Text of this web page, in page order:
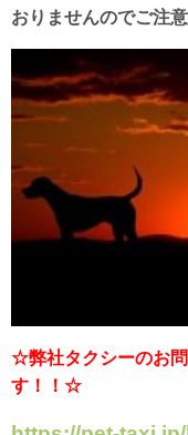
おりませんのでご注
☆弊社タクシーのお
す！！☆